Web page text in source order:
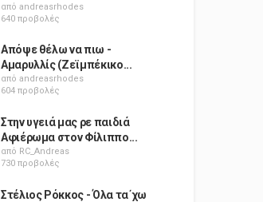
από andreasrhodes
640 προβολές
Απόψε θέλω να πιω -
Aμαρυλλίς (Ζεϊμπέκικο...
από andreasrhodes
604 προβολές
Στην υγειά μας ρε παιδιά
Αφιέρωμα στον Φίλιππο...
από RC_Andreas
730 προβολές
Στέλιος Ρόκκος - Όλα τα΄χω